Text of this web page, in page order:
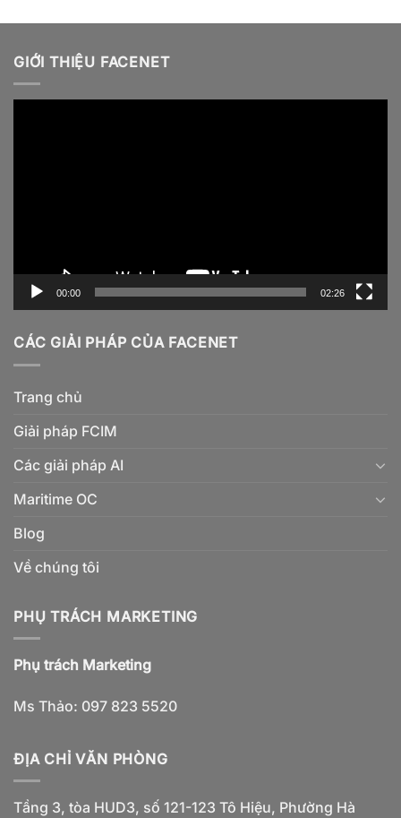
GIỚI THIỆU FACENET
00:00 02:26
CÁC GIẢI PHÁP CỦA FACENET
Trang chủ
Giải pháp FCIM
Các giải pháp AI
Maritime OC
Blog
Về chúng tôi
PHỤ TRÁCH MARKETING
Phụ trách Marketing
Ms Thảo: 097 823 5520
ĐỊA CHỈ VĂN PHÒNG
Tầng 3, tòa HUD3, số 121-123 Tô Hiệu, Phường Hà